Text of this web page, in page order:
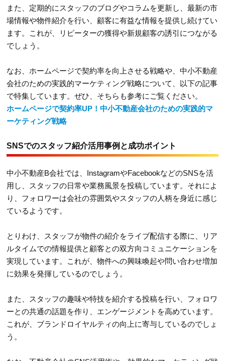
また、定期的にスタッフのブログやコラムを更新し、最新の市
場情報や物件紹介を行い、顧客に有益な情報を提供し続けてい
ます。これが、リピーターの獲得や新規顧客の誘引につながる
でしょう。
なお、ホームページで契約率を向上させる戦略や、中小不動産
会社のための実践的マーケティング戦略について、以下の記事
で特集しています。ぜひ、そちらも参考にご覧ください。
ホームページで契約率UP！中小不動産会社のための実践的マ
ーケティング戦略
SNSでのスタッフ紹介活用事例と成功ポイント
中小不動産B会社では、InstagramやFacebookなどのSNSを活
用し、スタッフの日常や業務風景を投稿しています。それによ
り、フォロワーは会社の雰囲気やスタッフの人柄を身近に感じ
ているようです。
とりわけ、スタッフが物件の紹介をライブ配信する際に、リア
ルタイムでの情報提供と顧客との双方向コミュニケーションを
実現しています。これが、物件への興味喚起や問い合わせ増加
に効果を発揮しているのでしょう。
また、スタッフの趣味や特技を紹介する投稿を行い、フォロワ
ーとの共通の話題を作り、エンゲージメントを高めています。
これが、ブランドロイヤルティの向上に寄与しているのでしょ
う。